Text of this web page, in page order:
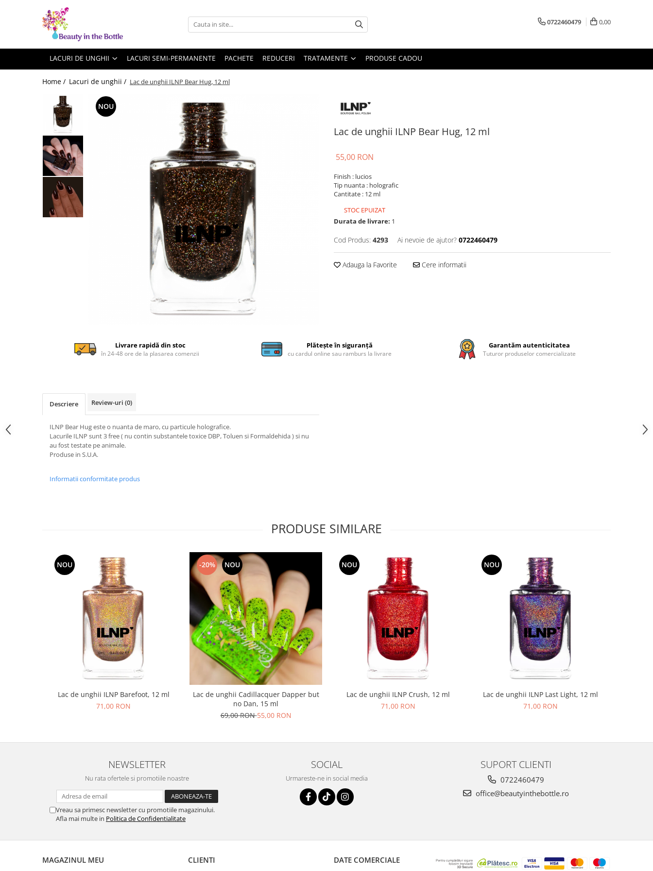
Lacuri de unghii
ILNP
Phoenix Indie
Tratamente
Top Coat
0722460479 0,00
LACURI DE UNGHII LACURI SEMI-PERMANENTE PACHETE REDUCERI TRATAMENTE PRODUSE CADOU
Home / Lacuri de unghii / Lac de unghii ILNP Bear Hug, 12 ml
Lac de unghii ILNP Bear Hug, 12 ml
NOU
55,00 RON
Finish : lucios
Tip nuanta : holografic
Cantitate : 12 ml
STOC EPUIZAT
Durata de livrare: 1
Cod Produs: 4293 Ai nevoie de ajutor? 0722460479
Adauga la Favorite Cere informatii
Livrare rapidă din stoc
în 24-48 ore de la plasarea comenzii
Plătește în siguranță
cu cardul online sau ramburs la livrare
Garantăm autenticitatea
Tuturor produselor comercializate
Descriere Review-uri (0)
ILNP Bear Hug este o nuanta de maro, cu particule holografice.
Lacurile ILNP sunt 3 free ( nu contin substantele toxice DBP, Toluen si Formaldehida ) si nu
au fost testate pe animale.
Produse in S.U.A.
Informatii conformitate produs
PRODUSE SIMILARE
NOU
Lac de unghii ILNP Barefoot, 12 ml
71,00 RON
-20% NOU
Lac de unghii Cadillacquer Dapper but
no Dan, 15 ml
69,00 RON55,00 RON
NOU
Lac de unghii ILNP Crush, 12 ml
71,00 RON
NOU
Lac de unghii ILNP Last Light, 12 ml
71,00 RON
NEWSLETTER
Nu rata ofertele si promotiile noastre
Vreau sa primesc newsletter cu promotiile magazinului.
Afla mai multe in Politica de Confidentialitate
SOCIAL
Urmareste-ne in social media
SUPORT CLIENTI
0722460479
office@beautyinthebottle.ro
MAGAZINUL MEU CLIENTI DATE COMERCIALE